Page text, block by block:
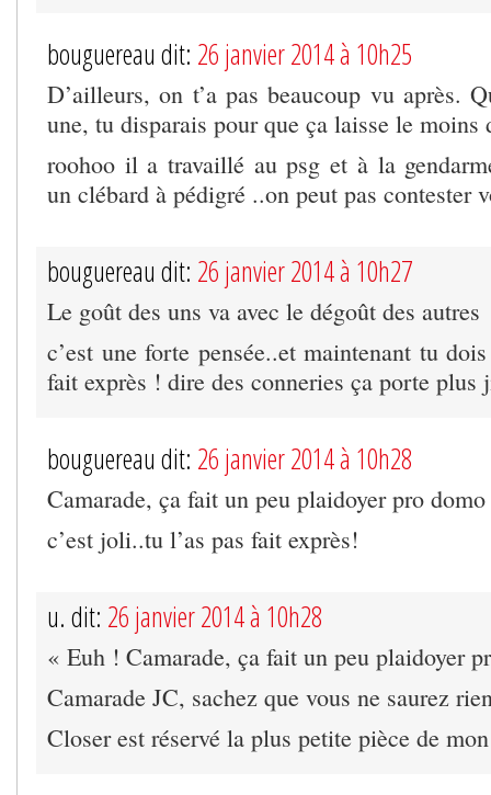
bouguereau dit: 26 janvier 2014 à 10h25
D’ailleurs, on t’a pas beaucoup vu après.
une, tu disparais pour que ça laisse le moins
roohoo il a travaillé au psg et à la
un clébard à pédigré ..on peut pas contester
bouguereau dit: 26 janvier 2014 à 10h27
Le goût des uns va avec le dégoût des autres
c’est une forte pensée..et maintenant tu
fait exprès ! dire des conneries ça porte plus
bouguereau dit: 26 janvier 2014 à 10h28
Camarade, ça fait un peu plaidoyer pro domo
c’est joli..tu l’as pas fait exprès!
u. dit: 26 janvier 2014 à 10h28
« Euh ! Camarade, ça fait un peu plaidoyer
Camarade JC, sachez que vous ne saurez
Closer est réservé la plus petite pièce de